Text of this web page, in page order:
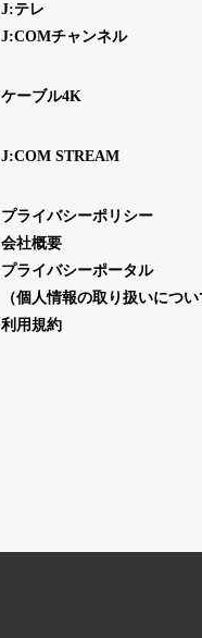
J:テレ
J:COMチャンネル
ケーブル4K
J:COM STREAM
プライバシーポリシー
会社概要
プライバシーポータル
（個人情報の取り扱いについ
利用規約